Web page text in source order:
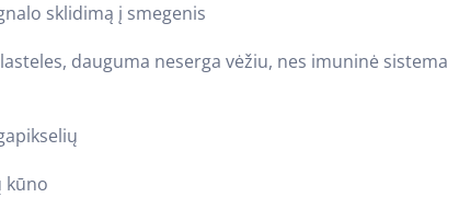
sklidimą į smegenis
dauguma neserga vėžiu, nes imuninė sistema
kūno